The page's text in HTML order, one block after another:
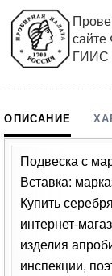
ГИИС
ОПИСАНИЕ
Подвеска с
Вставка:
Купить
интернет-
изделия
инспекции,